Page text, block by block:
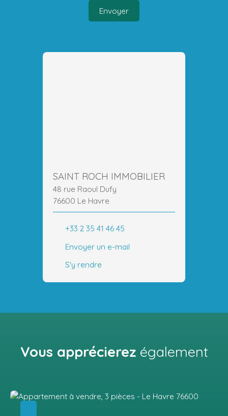
Envoyer
SAINT ROCH IMMOBILIER
48 rue Raoul Dufy
76600 Le Havre
+33 2 35 41 46 45
Envoyer un e-mail
S'y rendre
Vous apprécierez également